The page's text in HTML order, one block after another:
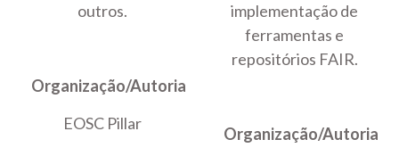
outros.
Organização/Autoria
EOSC Pillar
implementação de
ferramentas e
repositórios FAIR.
Organização/Autoria